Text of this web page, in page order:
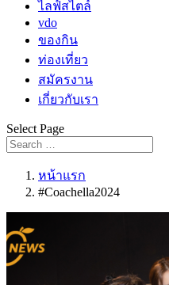
ไลฟ์สไตล์
vdo
ของกิน
ท่องเที่ยว
สมัครงาน
เกี่ยวกับเรา
Select Page
หน้าแรก
#Coachella2024